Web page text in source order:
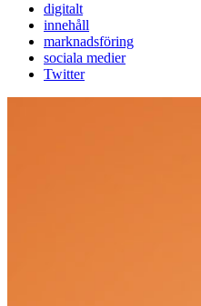
digitalt
innehåll
marknadsföring
sociala medier
Twitter